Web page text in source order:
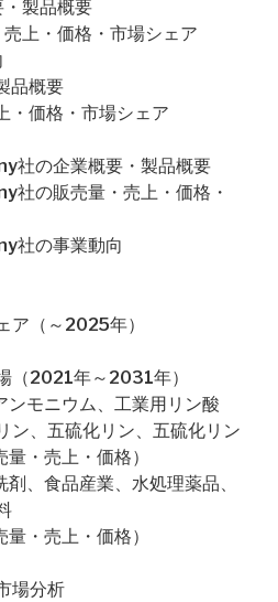
製品概要
上・価格・市場シェア
品概要
・価格・市場シェア
社の企業概要・製品概要
社の販売量・売上・価格・
社の事業動向
ア（～2025年）
（2021年～2031年）
ンモニウム、工業用リン酸
ン、五硫化リン、五硫化リン
・売上・価格）
、食品産業、水処理薬品、
・売上・価格）
場分析